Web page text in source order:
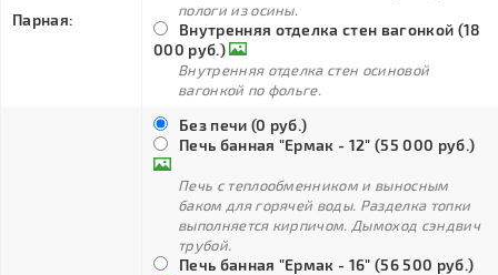
Парная:
пологи из осины.
Внутренняя отделка стен вагонкой (18
000 руб.)
Внутренняя отделка стен осиновой
вагонкой по фольге.
Без печи (0 руб.)
Печь банная "Ермак - 12" (55 000 руб.)
Печь с теплообменником и выносным
баком для горячей воды. Разделка топки
выполняется кирпичом. Дымоход сэндвич
трубой.
Печь банная "Ермак - 16" (56 500 руб.)